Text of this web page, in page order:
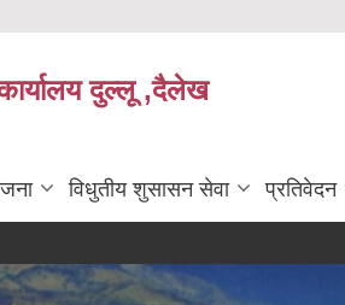
दुल्लू ,दैलेख
विधुतीय शुसासन सेवा प्रतिवेदन